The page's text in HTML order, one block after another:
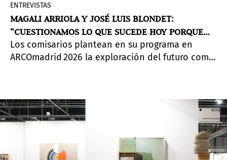
ENTREVISTAS
MAGALI ARRIOLA Y JOSÉ LUIS BLONDET:
“CUESTIONAMOS LO QUE SUCEDE HOY PORQUE
NOS HACE PREGUNTARNOS QUÉ SUCEDERÁ
MAÑANA”
Los comisarios plantean en su programa en
ARCOmadrid 2026 la exploración del futuro como
abiertos” frente a lo que está por venir.